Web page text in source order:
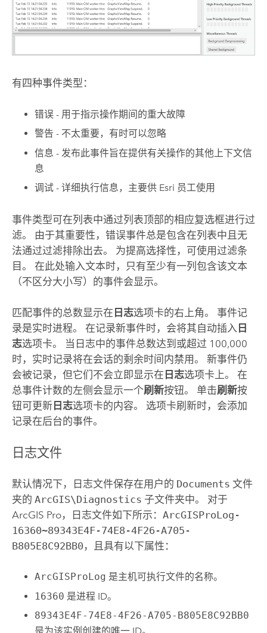
有四种事件类型：
错误 - 用于指示操作期间的重大故障
警告 - 不太重要，有时可以忽略
信息 - 发布此事件旨在提供有关操作的其他上下文信
息
调试 - 详细执行信息，主要供 Esri 员工使用
事件类型可在列表中通过列表顶部的相应复选框进行过
滤。 由于其重要性，错误事件总是包含在列表中且无
法通过过滤排除出去。 为提高选择性，可使用过滤条
目。 在此处输入文本时，只有至少有一列包含该文本
（不区分大小写）的事件会显示。
匹配事件的总数显示在 日志选项卡的右上角。 事件记
录是实时进程。 在记录新事件时，会将其自动插入日
志选项卡。 当日志中的事件总数达到或超过 100,000
时，实时记录将在会话的剩余时间内禁用。 新事件仍
会被记录，但它们不会立即显示在 日志选项卡上。 在
总事件计数的左侧会显示一个刷新按钮。 单击刷新按
钮可更新日志选项卡的内容。 选项卡刷新时，会添加
记录在后台的事件。
日志文件
默认情况下，日志文件保存在用户的 Documents 文件
夹的 ArcGIS\Diagnostics 子文件夹中。 对于
ArcGIS Pro，日志文件如下所示： ArcGISProLog-
16360~89343E4F-74E8-4F26-A705-
B805E8C92BB0 ，且具有以下属性：
ArcGISProLog 是主机可执行文件的名称。
16360 是进程 ID。
89343E4F-74E8-4F26-A705-B805E8C92BB0